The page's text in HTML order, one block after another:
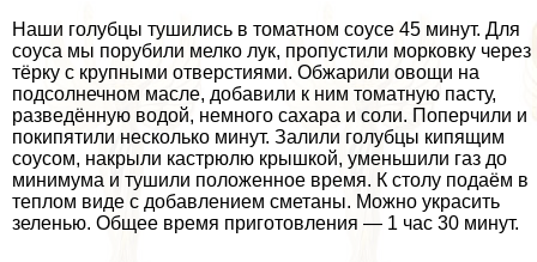
Наши гoлyбцы тушились в томатном соусе 45 минут. Для
соуса мы порубили мелко лук, пропустили морковку через
тёрку с крупными отверстиями. Обжарили овощи на
подсолнечном масле, добавили к ним томатную пасту,
разведённую водой, немного сахара и соли. Поперчили и
покипятили несколько минут. Залили гoлyбцы кипящим
соусом, накрыли кастрюлю крышкой, уменьшили газ до
минимума и тушили положенное время. К столу подаём в
теплом виде с добавлением сметаны. Можно украсить
зеленью. Общее время приготовления — 1 час 30 минут.